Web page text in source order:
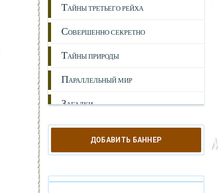
ТАЙНЫ ТРЕТЬЕГО РЕЙХА
СОВЕРШЕННО СЕКРЕТНО
ТАЙНЫ ПРИРОДЫ
ПАРАЛЛЕЛЬНЫЙ МИР
ЗАГАДКИ
ИСТОРИЯ
ЛЮДИ
АНОМАЛИИ
ДОБАВИТЬ БАННЕР